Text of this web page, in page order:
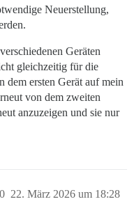
Neuerstellung,
Geräten
gleichzeitig für die
ersten Gerät auf mein
von dem zweiten
anzuzeigen und sie nur
22. März 2026 um 18:28